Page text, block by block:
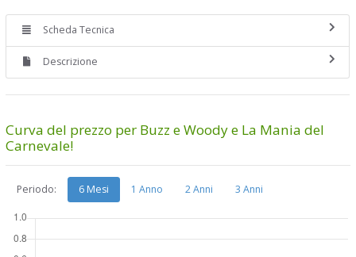
Scheda Tecnica
Descrizione
Curva del prezzo per Buzz e Woody e La Mania del
Carnevale!
Periodo: 6 Mesi 1 Anno 2 Anni 3 Anni